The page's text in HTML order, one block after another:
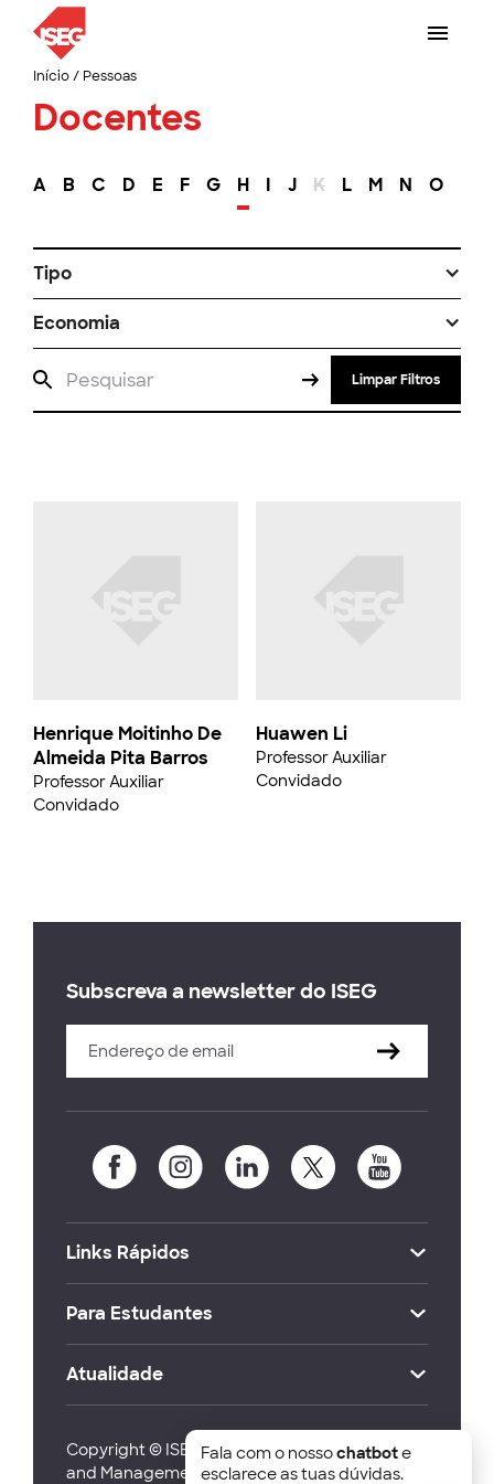
Início/ Pessoas
Docentes
A B C D E F G H I J K L M N O
Tipo
Economia
Limpar Filtros
Henrique Moitinho De
Almeida Pita Barros
Professor Auxiliar
Convidado
Huawen Li
Professor Auxiliar
Convidado
Subscreva a newsletter do ISEG
Links Rápidos
Para Estudantes
Atualidade
Copyright © ISEG Lisbon School of Economics
and Management 2026
Fala com o nossochatbote
esclarece as tuas dúvidas.